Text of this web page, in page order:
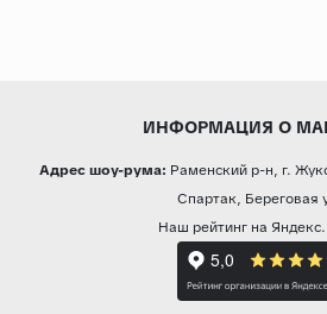
ИНФОРМАЦИЯ О
Адрес шоу-рума: Раменский р-н, г.
Спартак, Береговая
Наш рейтинг на